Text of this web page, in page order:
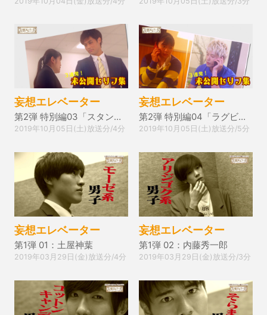
妄想エレベーター
第2弾 特別編03「スタンドオフ系男子」
2019年10月05日(土)放送分/4分
妄想エレベーター
第2弾 特別編04「ラグビーポジション編」
2019年10月05日(土)放送分/5分
妄想エレベーター
第1弾 01：土屋神葉
2019年03月29日(金)放送分/4分
妄想エレベーター
第1弾 02：内藤秀一郎
2019年03月29日(金)放送分/3分